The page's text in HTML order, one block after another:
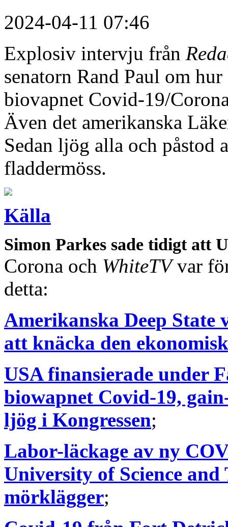
2024-04-11 07:46
Explosiv intervju från
senatorn Rand Paul om
biovapnet Covid-19/
Även det amerikanska
Sedan ljög alla och påstod
fladdermöss.
Källa
Simon Parkes sade tidigt att
Corona och WhiteTVvar
detta:
Amerikanska Deep
att knäcka den
USA finansierade under
biowapnet Covid-19,
ljög i Kongressen;
Labor-läckage av ny
University of Science
mörklägger;